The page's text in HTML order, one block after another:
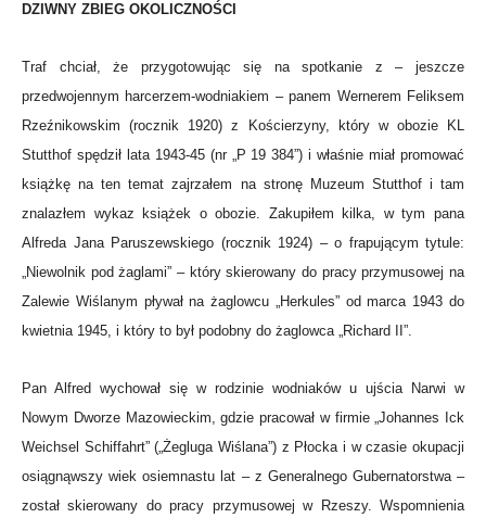
DZIWNY ZBIEG OKOLICZNOŚCI
Traf chciał, że przygotowując się na spotkanie z – jeszcze
przedwojennym harcerzem-wodniakiem – panem Wernerem Feliksem
Rzeźnikowskim (rocznik 1920) z Kościerzyny, który w obozie KL
Stutthof spędził lata 1943-45 (nr „P 19 384”) i właśnie miał promować
książkę na ten temat zajrzałem na stronę Muzeum Stutthof i tam
znalazłem wykaz książek o obozie. Zakupiłem kilka, w tym pana
Alfreda Jana Paruszewskiego (rocznik 1924) – o frapującym tytule:
„Niewolnik pod żaglami” – który skierowany do pracy przymusowej na
Zalewie Wiślanym pływał na żaglowcu „Herkules” od marca 1943 do
kwietnia 1945, i który to był podobny do żaglowca „Richard II”.
Pan Alfred wychował się w rodzinie wodniaków u ujścia Narwi w
Nowym Dworze Mazowieckim, gdzie pracował w firmie „Johannes Ick
Weichsel Schiffahrt” („Żegluga Wiślana”) z Płocka i w czasie okupacji
osiągnąwszy wiek osiemnastu lat – z Generalnego Gubernatorstwa –
został skierowany do pracy przymusowej w Rzeszy. Wspomnienia